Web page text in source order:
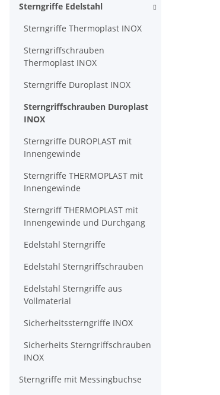
Sterngriffe Edelstahl
Sterngriffe Thermoplast INOX
Sterngriffschrauben
Thermoplast INOX
Sterngriffe Duroplast INOX
Sterngriffschrauben Duroplast
INOX
Sterngriffe DUROPLAST mit
Innengewinde
Sterngriffe THERMOPLAST mit
Innengewinde
Sterngriff THERMOPLAST mit
Innengewinde und Durchgang
Edelstahl Sterngriffe
Edelstahl Sterngriffschrauben
Edelstahl Sterngriffe aus
Vollmaterial
Sicherheitssterngriffe INOX
Sicherheits Sterngriffschrauben
INOX
Sterngriffe mit Messingbuchse